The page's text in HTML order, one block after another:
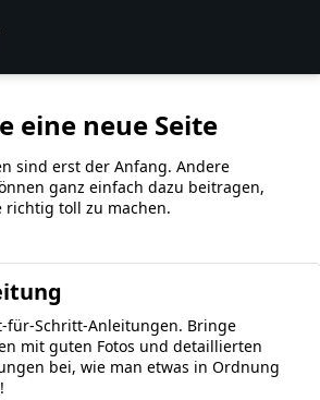
eine neue Seite
sind erst der Anfang. Andere
ganz einfach dazu beitragen,
richtig toll zu machen.
für-Schritt-Anleitungen. Bringe
mit guten Fotos und detaillierten
bei, wie man etwas in Ordnung